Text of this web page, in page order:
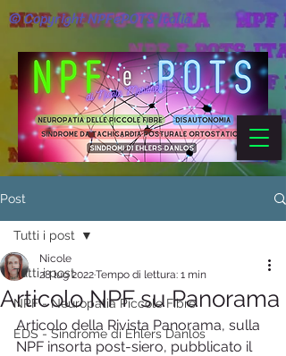
© Copyright NPFePOTS Italia
Post
Tutti i post
NPF - Neuropatia Piccole Fibre
EDS - Sindrome di Ehlers Danlos
Tutti i post
Articolo NPF su Panorama
Nicole
28 lug 2022Tempo di lettura: 1 min
Articolo della Rivista Panorama, sulla
NPF insorta post-siero, pubblicato il